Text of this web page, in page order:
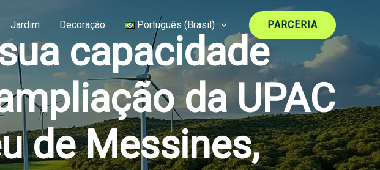
Jardim Decoração Português (Brasil) PARCERIA
capacidade
da UPAC
de Messines,